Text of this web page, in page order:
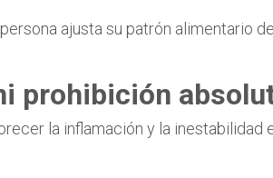
ajusta su patrón alimentario
prohibición
la inflamación y la